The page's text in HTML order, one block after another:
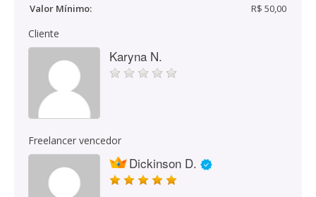
Valor Mínimo:
R$ 50,00
Cliente
Karyna N.
Freelancer vencedor
Dickinson D.